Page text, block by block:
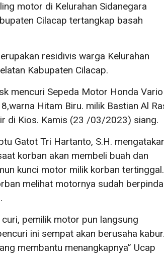
motor di Kelurahan Sidanegara
Cilacap tertangkap basah
residivis warga Kelurahan
Kabupaten Cilacap.
mencuri Sepeda Motor Honda Vario
Hitam Biru. milik Bastian Al
di Kios. Kamis (23 /03/2023) siang.
Gatot Tri Hartanto, S.H.
korban akan membeli buah dan
kunci motor milik korban tertinggal.
melihat motornya sudah
pemilik motor pun langsung
ini sempat akan berusaha kabur.
membantu menangkapnya” Ucap